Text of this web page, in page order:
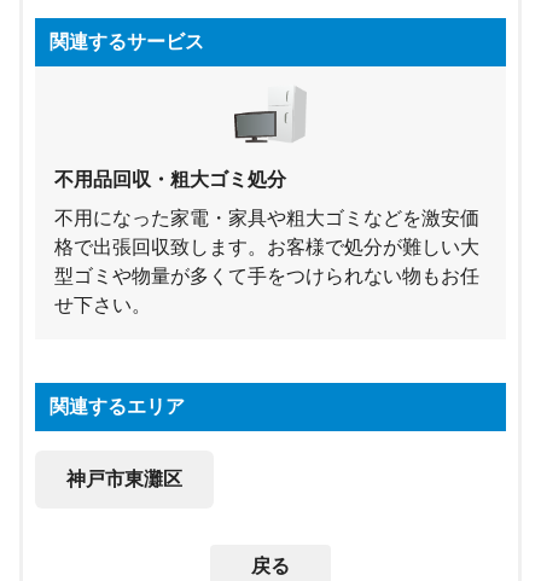
関連するサービス
不用品回収・粗大ゴミ処分
不用になった家電・家具や粗大ゴミなどを激安価
格で出張回収致します。お客様で処分が難しい大
型ゴミや物量が多くて手をつけられない物もお任
せ下さい。
関連するエリア
神戸市東灘区
戻る